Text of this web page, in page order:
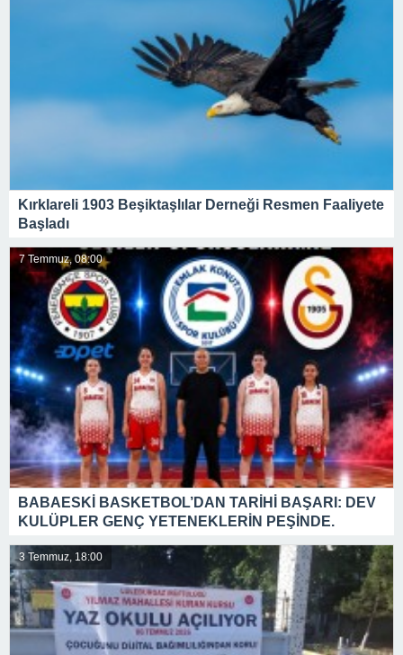
Kırklareli 1903 Beşiktaşlılar Derneği Resmen Faaliyete
Başladı
7 Temmuz, 08:00
BABAESKİ BASKETBOL’DAN TARİHİ BAŞARI: DEV
KULÜPLER GENÇ YETENEKLERİN PEŞİNDE.
3 Temmuz, 18:00